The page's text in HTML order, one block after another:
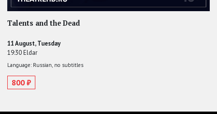
Talents and the Dead
11 August, Tuesday
19:30 Eldar
Language: Russian, no subtitles
800 ₽